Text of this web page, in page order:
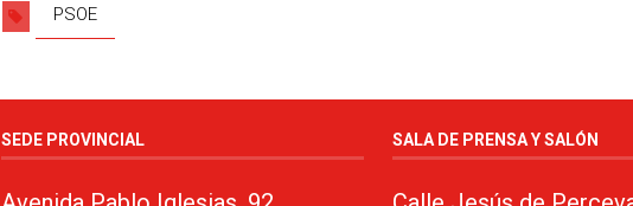
PSOE
SEDE PROVINCIAL SALA DE PRENSA Y SALÓN